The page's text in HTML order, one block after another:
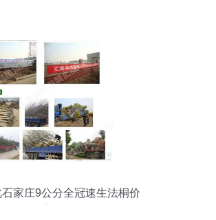
家庄9公分全冠速生法桐价